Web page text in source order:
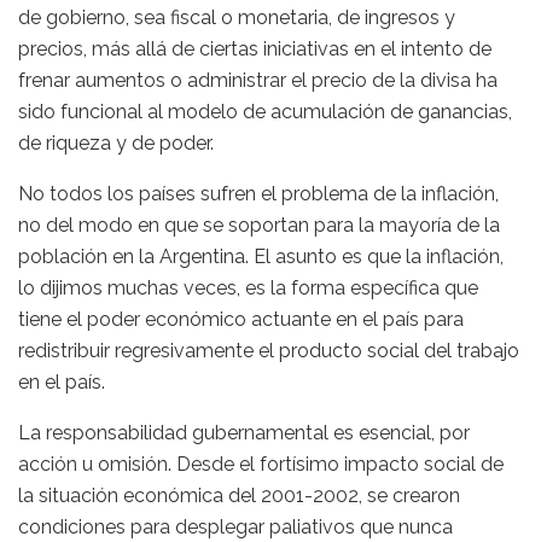
de gobierno, sea fiscal o monetaria, de ingresos y
precios, más allá de ciertas iniciativas en el intento de
frenar aumentos o administrar el precio de la divisa ha
sido funcional al modelo de acumulación de ganancias,
de riqueza y de poder.
No todos los países sufren el problema de la inflación,
no del modo en que se soportan para la mayoría de la
población en la Argentina. El asunto es que la inflación,
lo dijimos muchas veces, es la forma específica que
tiene el poder económico actuante en el país para
redistribuir regresivamente el producto social del trabajo
en el país.
La responsabilidad gubernamental es esencial, por
acción u omisión. Desde el fortísimo impacto social de
la situación económica del 2001-2002, se crearon
condiciones para desplegar paliativos que nunca